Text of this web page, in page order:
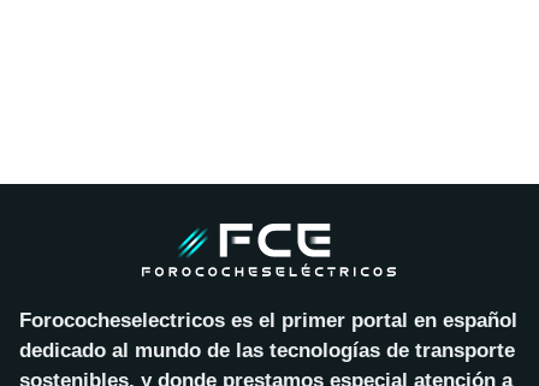
Forococheselectricos es el primer portal en español
dedicado al mundo de las tecnologías de transporte
sostenibles, y donde prestamos especial atención a